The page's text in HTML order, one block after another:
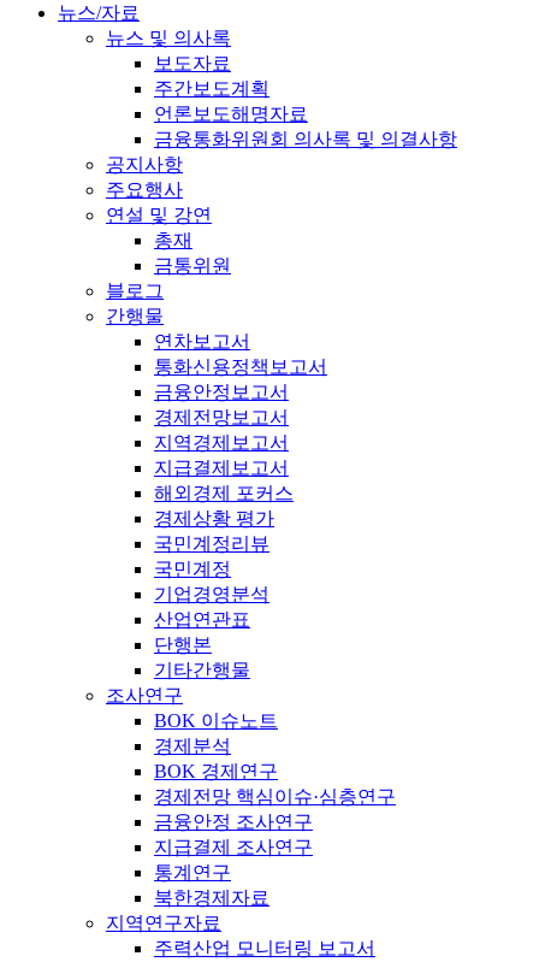
뉴스/자료
뉴스 및 의사록
보도자료
주간보도계획
언론보도해명자료
금융통화위원회 의사록 및 의결사항
공지사항
주요행사
연설 및 강연
총재
금통위원
블로그
간행물
연차보고서
통화신용정책보고서
금융안정보고서
경제전망보고서
지역경제보고서
지급결제보고서
해외경제 포커스
경제상황 평가
국민계정리뷰
국민계정
기업경영분석
산업연관표
단행본
기타간행물
조사연구
BOK 이슈노트
경제분석
BOK 경제연구
경제전망 핵심이슈·심층연구
금융안정 조사연구
지급결제 조사연구
통계연구
북한경제자료
지역연구자료
주력산업 모니터링 보고서